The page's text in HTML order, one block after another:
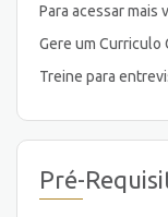
Para acessar mais
Gere um Curriculo
Treine para
Pré-